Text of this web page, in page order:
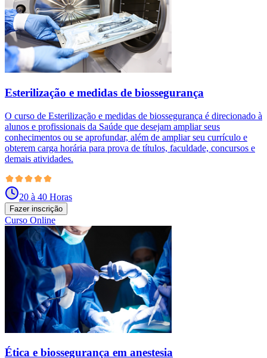
Esterilização e medidas de biossegurança
O curso de Esterilização e medidas de biossegurança é direcionado à
alunos e profissionais da Saúde que desejam ampliar seus
conhecimentos ou se aprofundar, além de ampliar seu currículo e
obterem carga horária para prova de títulos, faculdade, concursos e
demais atividades.
20 à 40 Horas
Fazer inscrição
Curso Online
Ética e biossegurança em anestesia